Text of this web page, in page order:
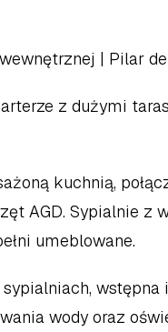
| Pilar
z dużymi
kuchnią,
AGD. Sypialnie z
umeblowane.
wody oraz